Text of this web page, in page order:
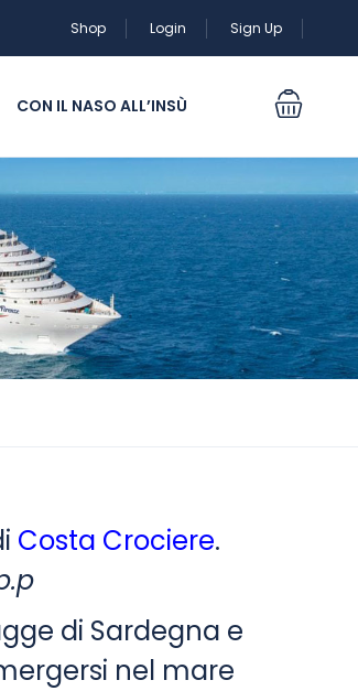
Shop Login Sign Up
CON IL NASO ALL’INSÙ
Costa Crociere.
di Sardegna e
nel mare